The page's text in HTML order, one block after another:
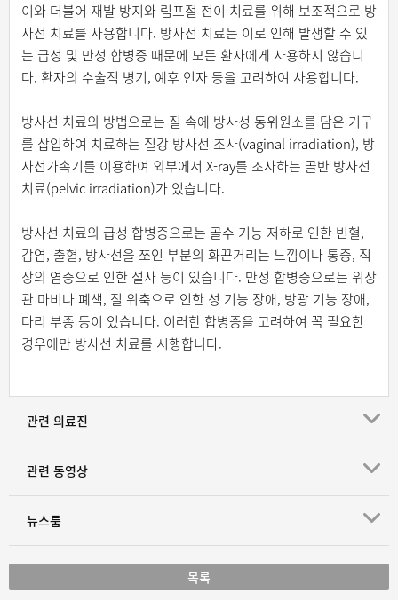
이와 더불어 재발 방지와 림프절 전이 치료를 위해 보조적으로 방
사선 치료를 사용합니다. 방사선 치료는 이로 인해 발생할 수 있
는 급성 및 만성 합병증 때문에 모든 환자에게 사용하지 않습니
다. 환자의 수술적 병기, 예후 인자 등을 고려하여 사용합니다.
방사선 치료의 방법으로는 질 속에 방사성 동위원소를 담은 기구
를 삽입하여 치료하는 질강 방사선 조사(vaginal irradiation), 방
사선가속기를 이용하여 외부에서 X-ray를 조사하는 골반 방사선
치료(pelvic irradiation)가 있습니다.
방사선 치료의 급성 합병증으로는 골수 기능 저하로 인한 빈혈,
감염, 출혈, 방사선을 쪼인 부분의 화끈거리는 느낌이나 통증, 직
장의 염증으로 인한 설사 등이 있습니다. 만성 합병증으로는 위장
관 마비나 폐색, 질 위축으로 인한 성 기능 장애, 방광 기능 장애,
다리 부종 등이 있습니다. 이러한 합병증을 고려하여 꼭 필요한
경우에만 방사선 치료를 시행합니다.
관련 의료진
관련 동영상
뉴스룸
목록